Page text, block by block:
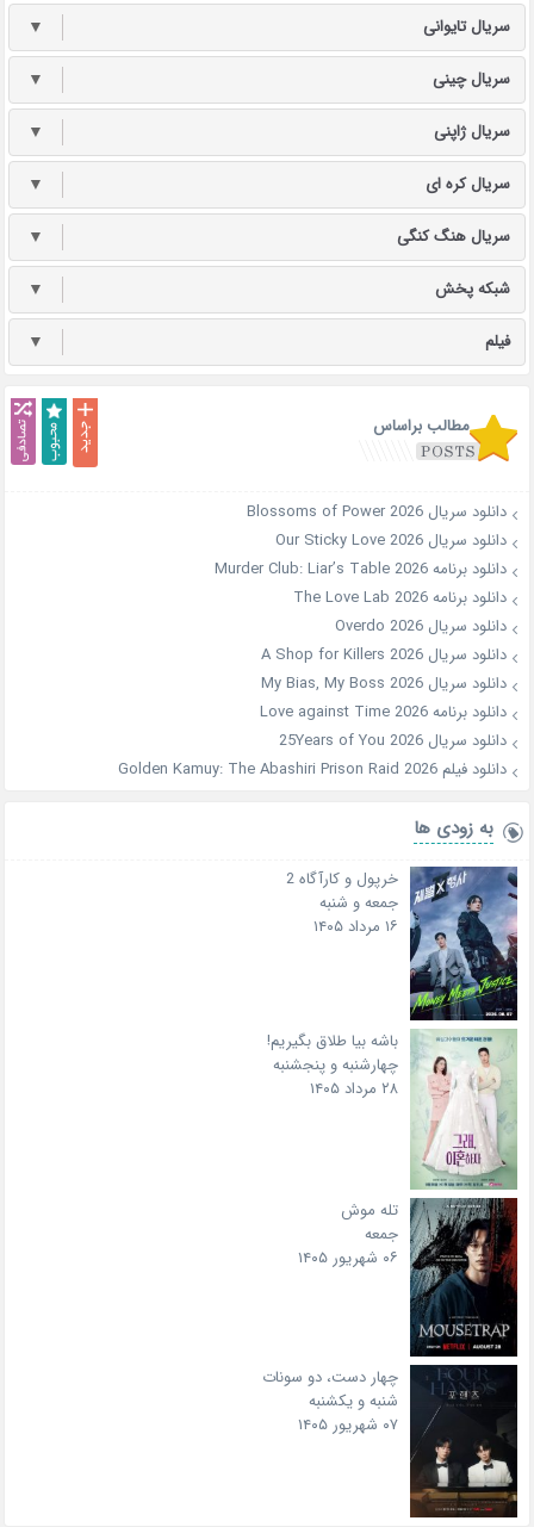
سریال تایوانی ▼
سریال چینی ▼
سریال ژاپنی ▼
سریال کره ای ▼
سریال هنگ کنگی ▼
شبکه پخش ▼
فیلم ▼
مطالب براساس
دانلود سریال Blossoms of Power 2026
دانلود سریال Our Sticky Love 2026
دانلود برنامه Murder Club: Liar’s Table 2026
دانلود برنامه The Love Lab 2026
دانلود سریال Overdo 2026
دانلود سریال A Shop for Killers 2026
دانلود سریال My Bias, My Boss 2026
دانلود برنامه Love against Time 2026
دانلود سریال 25Years of You 2026
دانلود فیلم Golden Kamuy: The Abashiri Prison Raid 2026
به زودی ها
خرپول و کارآگاه 2
جمعه و شنبه
۱۶ مرداد ۱۴۰۵
باشه بیا طلاق بگیریم!
چهارشنبه و پنجشنبه
۲۸ مرداد ۱۴۰۵
تله موش
جمعه
۰۶ شهریور ۱۴۰۵
چهار دست، دو سونات
شنبه و یکشنبه
۰۷ شهریور ۱۴۰۵